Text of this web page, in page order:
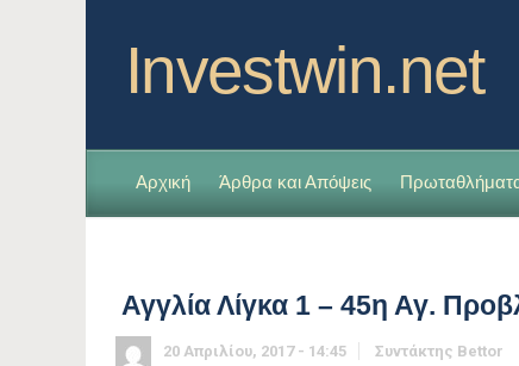
Investwin.net
Αρχική Άρθρα και Απόψεις
Αγγλία Λίγκα 1 – 45η Αγ.
20 Απριλίου, 2017 - 14:45 Συντάκτης Bettor